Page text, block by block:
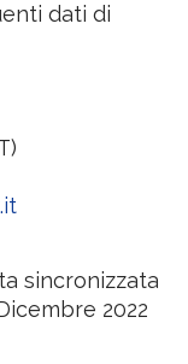
dati di
sincronizzata
2022